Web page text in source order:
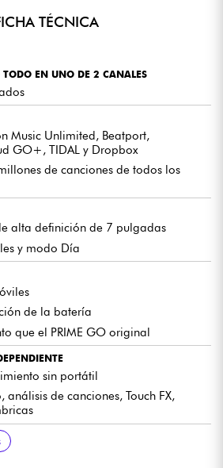
TÉCNICA
EN UNO DE 2 CANALES
Music Unlimited, Beatport,
GO+, TIDAL y Dropbox
de canciones de todos los
alta definición de 7 pulgadas
y modo Día
de la batería
que el PRIME GO original
sin portátil
de canciones, Touch FX,
a un deck
para Philips Hue, Nanoleaf y
capa en cada deck
en cada deck
tacto
central
como controlador de software